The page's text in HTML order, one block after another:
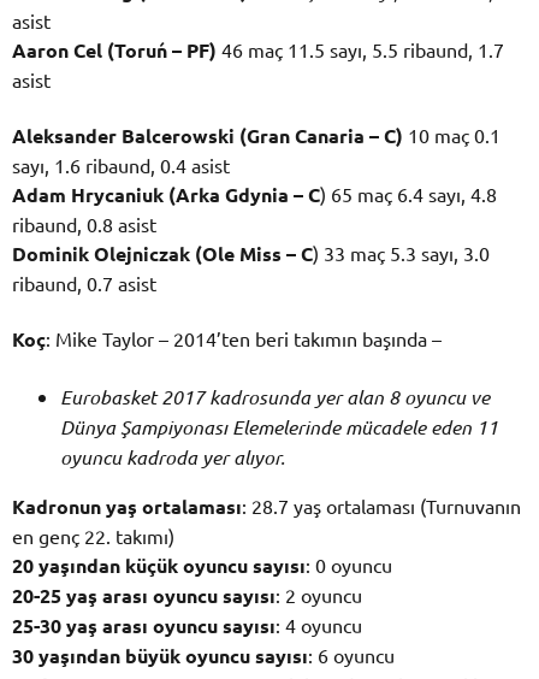
asist
Aaron Cel (Toruń – PF) 46 maç 11.5 sayı, 5.5 ribaund, 1.7
asist
Aleksander Balcerowski (Gran Canaria – C) 10 maç 0.1
sayı, 1.6 ribaund, 0.4 asist
Adam Hrycaniuk (Arka Gdynia – C) 65 maç 6.4 sayı, 4.8
ribaund, 0.8 asist
Dominik Olejniczak (Ole Miss – C) 33 maç 5.3 sayı, 3.0
ribaund, 0.7 asist
Koç: Mike Taylor – 2014’ten beri takımın başında –
Eurobasket 2017 kadrosunda yer alan 8 oyuncu ve
Dünya Şampiyonası Elemelerinde mücadele eden 11
oyuncu kadroda yer alıyor.
Kadronun yaş ortalaması: 28.7 yaş ortalaması (Turnuvanın
en genç 22. takımı)
20 yaşından küçük oyuncu sayısı: 0 oyuncu
20-25 yaş arası oyuncu sayısı: 2 oyuncu
25-30 yaş arası oyuncu sayısı: 4 oyuncu
30 yaşından büyük oyuncu sayısı: 6 oyuncu